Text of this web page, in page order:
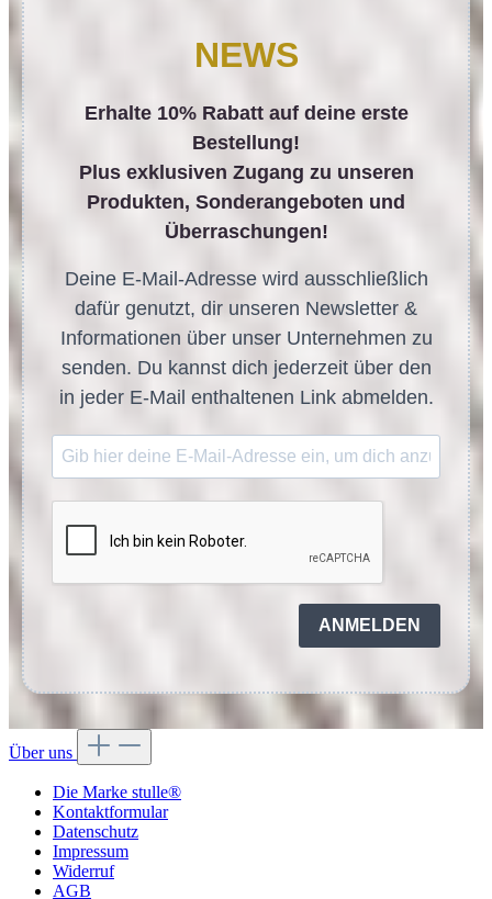
NEWS
Erhalte 10% Rabatt auf deine erste
Bestellung!
Plus exklusiven Zugang zu unseren
Produkten, Sonderangeboten und
Überraschungen!
Deine E-Mail-Adresse wird ausschließlich
dafür genutzt, dir unseren Newsletter &
Informationen über unser Unternehmen zu
senden. Du kannst dich jederzeit über den
in jeder E-Mail enthaltenen Link abmelden.
ANMELDEN
Über uns
Die Marke stulle®
Kontaktformular
Datenschutz
Impressum
Widerruf
AGB